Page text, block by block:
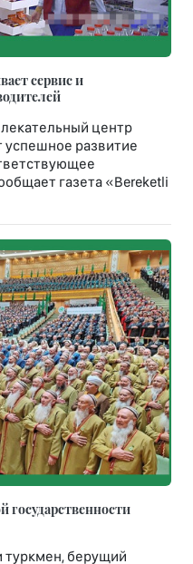
сервис и
центр
успешное развитие
газета «Bereketli
государственности
туркмен, берущий